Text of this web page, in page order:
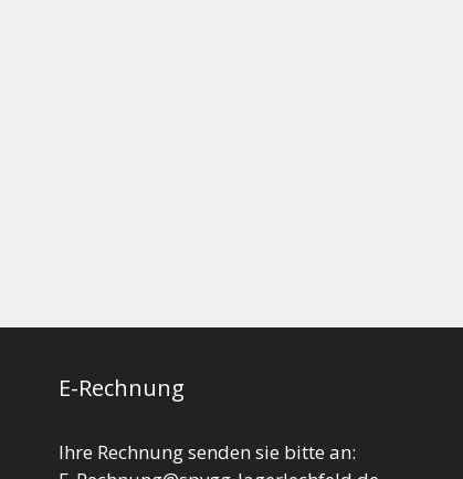
E-Rechnung
Ihre Rechnung senden sie bitte an: